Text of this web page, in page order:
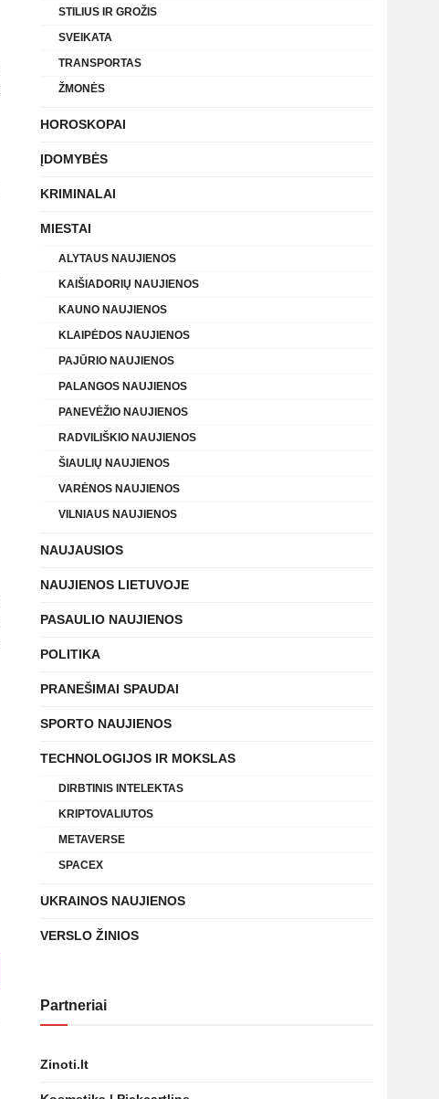
STILIUS IR GROŽIS
SVEIKATA
TRANSPORTAS
ŽMONĖS
HOROSKOPAI
ĮDOMYBĖS
KRIMINALAI
MIESTAI
ALYTAUS NAUJIENOS
KAIŠIADORIŲ NAUJIENOS
KAUNO NAUJIENOS
KLAIPĖDOS NAUJIENOS
PAJŪRIO NAUJIENOS
PALANGOS NAUJIENOS
PANEVĖŽIO NAUJIENOS
RADVILIŠKIO NAUJIENOS
ŠIAULIŲ NAUJIENOS
VARĖNOS NAUJIENOS
VILNIAUS NAUJIENOS
NAUJAUSIOS
NAUJIENOS LIETUVOJE
PASAULIO NAUJIENOS
POLITIKA
PRANEŠIMAI SPAUDAI
SPORTO NAUJIENOS
TECHNOLOGIJOS IR MOKSLAS
DIRBTINIS INTELEKTAS
KRIPTOVALIUTOS
METAVERSE
SPACEX
UKRAINOS NAUJIENOS
VERSLO ŽINIOS
Partneriai
Zinoti.lt